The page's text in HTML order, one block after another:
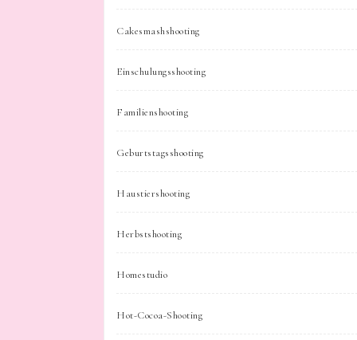
Cakesmashshooting
Einschulungsshooting
Familienshooting
Geburtstagsshooting
Haustiershooting
Herbstshooting
Homestudio
Hot-Cocoa-Shooting